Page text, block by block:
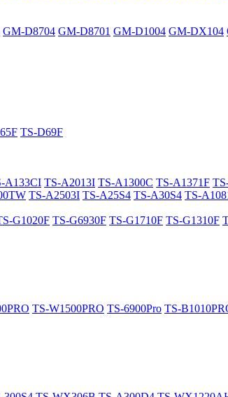
GM-D8704 GM-D8701 GM-D1004 GM-DX104
TS-D69F
A133CI TS-A2013I TS-A1300C TS-A1371F
TS-A2503I TS-A25S4 TS-A30S4 TS-
G1020F TS-G6930F TS-G1710F TS-G1310F
TS-W1500PRO TS-6900Pro TS-